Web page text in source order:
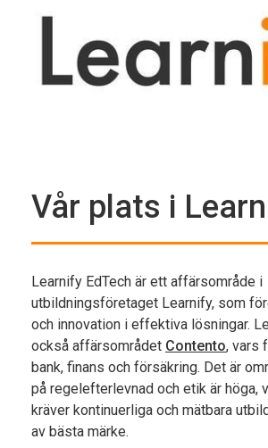
Vår plats i
Learnify EdTech är ett affärsområde i
utbildningsföretaget Learnify, som
och innovation i effektiva lösningar.
också affärsområdet Contento, vars
bank, finans och försäkring. Det är
på regelefterlevnad och etik är höga,
kräver kontinuerliga och mätbara
av bästa märke.